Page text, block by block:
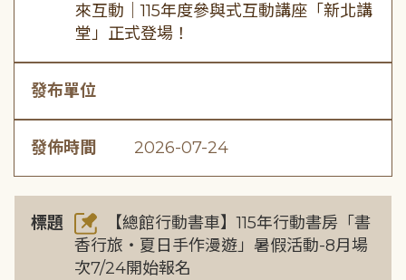
來互動｜115年度參與式互動講座「新北講
堂」正式登場！
發布單位
發佈時間 2026-07-24
標題
【總館行動書車】115年行動書房「書
香行旅・夏日手作漫遊」暑假活動-8月場
次7/24開始報名